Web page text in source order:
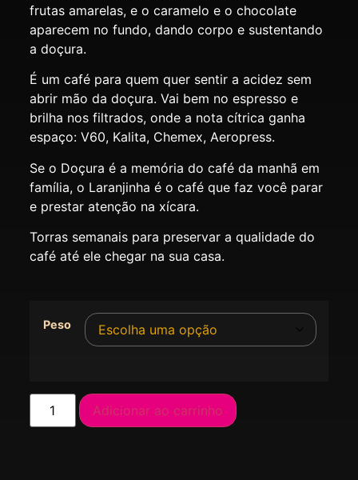
frutas amarelas, e o caramelo e o chocolate
aparecem no fundo, dando corpo e sustentando
a doçura.
É um café para quem quer sentir a acidez sem
abrir mão da doçura. Vai bem no espresso e
brilha nos filtrados, onde a nota cítrica ganha
espaço: V60, Kalita, Chemex, Aeropress.
Se o Doçura é a memória do café da manhã em
família, o Laranjinha é o café que faz você parar
e prestar atenção na xícara.
Torras semanais para preservar a qualidade do
café até ele chegar na sua casa.
Peso
Adicionar ao carrinho